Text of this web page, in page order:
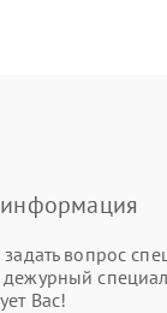
вопрос
Вас!